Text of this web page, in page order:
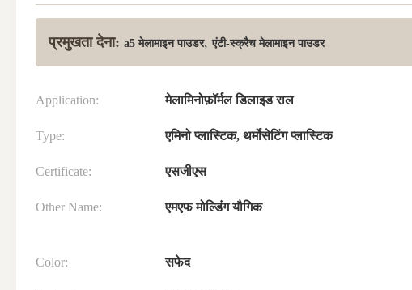
प्रमुखता देना: a5 मेलामाइन पाउडर,एंटी-स्क्रैच मेलामाइन पाउडर
Application: मेलामिनोफ़ॉर्मल डिलाइड राल
Type: एमिनो प्लास्टिक, थर्मोसेटिंग प्लास्टिक
Certificate: एसजीएस
Other Name: एमएफ मोल्डिंग यौगिक
Color: सफेद